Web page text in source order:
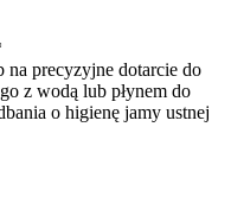
precyzyjne dotarcie do
z wodą lub płynem do
o higienę jamy ustnej